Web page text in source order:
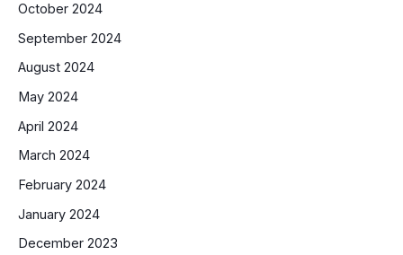
October 2024
September 2024
August 2024
May 2024
April 2024
March 2024
February 2024
January 2024
December 2023